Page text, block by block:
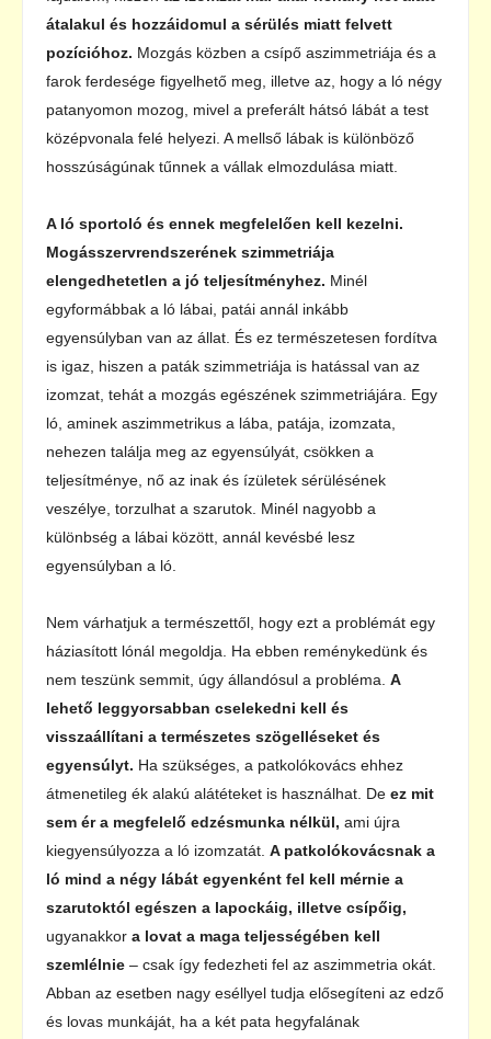
átalakul és hozzáidomul a sérülés miatt felvett
pozícióhoz. Mozgás közben a csípő aszimmetriája és a
farok ferdesége figyelhető meg, illetve az, hogy a ló négy
patanyomon mozog, mivel a preferált hátsó lábát a test
középvonala felé helyezi. A mellső lábak is különböző
hosszúságúnak tűnnek a vállak elmozdulása miatt.
A ló sportoló és ennek megfelelően kell kezelni.
Mogásszervrendszerének szimmetriája
elengedhetetlen a jó teljesítményhez. Minél
egyformábbak a ló lábai, patái annál inkább
egyensúlyban van az állat. És ez természetesen fordítva
is igaz, hiszen a paták szimmetriája is hatással van az
izomzat, tehát a mozgás egészének szimmetriájára. Egy
ló, aminek aszimmetrikus a lába, patája, izomzata,
nehezen találja meg az egyensúlyát, csökken a
teljesítménye, nő az inak és ízületek sérülésének
veszélye, torzulhat a szarutok. Minél nagyobb a
különbség a lábai között, annál kevésbé lesz
egyensúlyban a ló.
Nem várhatjuk a természettől, hogy ezt a problémát egy
háziasított lónál megoldja. Ha ebben reménykedünk és
nem teszünk semmit, úgy állandósul a probléma. A
lehető leggyorsabban cselekedni kell és
visszaállítani a természetes szögelléseket és
egyensúlyt. Ha szükséges, a patkolókovács ehhez
átmenetileg ék alakú alátéteket is használhat. De ez mit
sem ér a megfelelő edzésmunka nélkül, ami újra
kiegyensúlyozza a ló izomzatát. A patkolókovácsnak a
ló mind a négy lábát egyenként fel kell mérnie a
szarutoktól egészen a lapockáig, illetve csípőig,
ugyanakkor a lovat a maga teljességében kell
szemlélnie – csak így fedezheti fel az aszimmetria okát.
Abban az esetben nagy eséllyel tudja elősegíteni az edző
és lovas munkáját, ha a két pata hegyfalának